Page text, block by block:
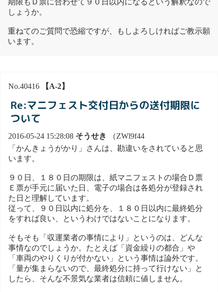
しょうか。
重ねてのご質問で恐縮ですが、もしよろしければご教示願
います。
No.40416 【A-2】
Re:マニフェスト交付日からの送付期限に
ついて
2016-05-24 15:28:08 そうせき
（ZWl9f44
「かんきょうがかり」さんは、勘違いをされていると思
います。
９０日、１８０日の期限は、紙マニフェストの場合Ｄ票
Ｅ票が手元に届いた日、電子の場合は各処分が登録され
た日と理解しています。
従って、９０日以内に処分を、１８０日以内に最終処分
をすれば良い、というわけではないことになります。
そもそも「収運業者の事情により」というのは、どんな
事情なのでしょうか。たとえば「資金繰りの都合」や
「車両のやりくりが付かない」という事情は論外です。
「量が集まらないので、最終処分に持って行けない」と
したら、そんな不景気な業者は信頼に値しません。